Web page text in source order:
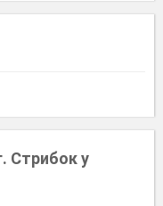
Стрибок у